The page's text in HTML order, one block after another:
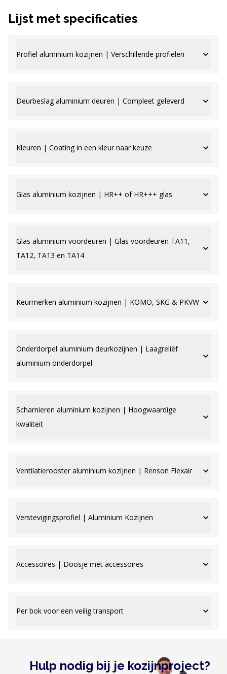
Lijst met specificaties
Profiel aluminium kozijnen | Verschillende profielen
Deurbeslag aluminium deuren | Compleet geleverd
Kleuren | Coating in een kleur naar keuze
Glas aluminium kozijnen | HR++ of HR+++ glas
Glas aluminium voordeuren | Glas voordeuren TA11,
TA12, TA13 en TA14
Keurmerken aluminium kozijnen | KOMO, SKG & PKVW
Onderdorpel aluminium deurkozijnen | Laagreliëf
aluminium onderdorpel
Scharnieren aluminium kozijnen | Hoogwaardige
kwaliteit
Ventilatierooster aluminium kozijnen | Renson Flexair
Verstevigingsprofiel | Aluminium Kozijnen
Accessoires | Doosje met accessoires
Per bok voor een veilig transport
Hulp nodig bij je kozijnproject?